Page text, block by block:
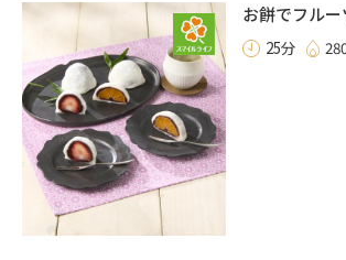
お餅でフルー
25分